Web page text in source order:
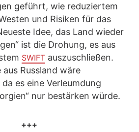
geführt, wie reduziertem
und Risiken für das
Idee, das Land wieder
ist die Drohung, es aus
SWIFT auszuschließen.
Russland wäre
es eine Verleumdung
nur bestärken würde.
+++